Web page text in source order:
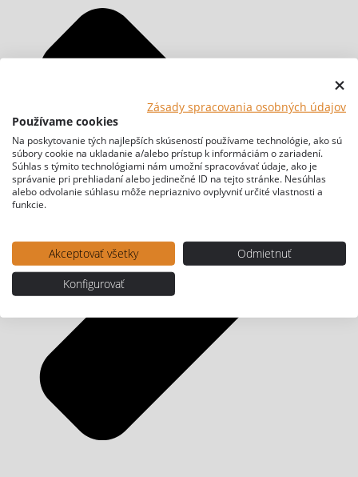
Zásady spracovania osobných údajov
Používame cookies
Na poskytovanie tých najlepších skúseností používame technológie, ako sú
súbory cookie na ukladanie a/alebo prístup k informáciám o zariadení.
Súhlas s týmito technológiami nám umožní spracovávať údaje, ako je
správanie pri prehliadaní alebo jedinečné ID na tejto stránke. Nesúhlas
alebo odvolanie súhlasu môže nepriaznivo ovplyvniť určité vlastnosti a
funkcie.
Akceptovať všetky
Odmietnuť
Konfigurovať